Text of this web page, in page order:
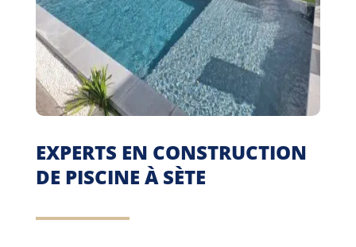
EXPERTS EN CONSTRUCTION
DE PISCINE À SÈTE